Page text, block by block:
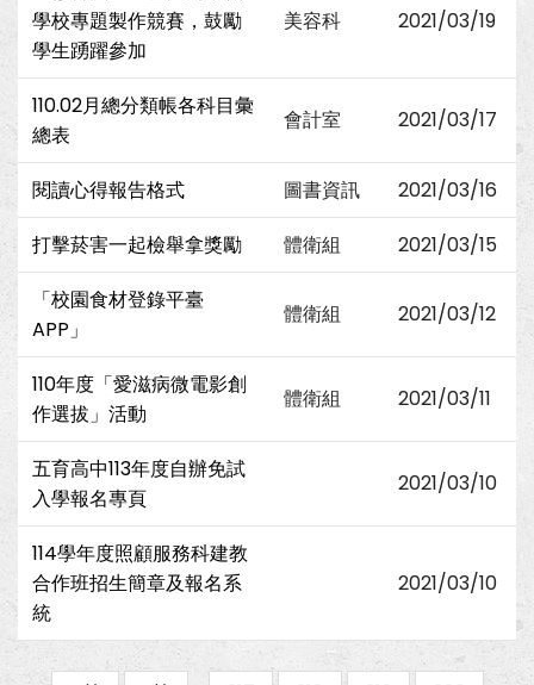
學校專題製作競賽，鼓勵
學生踴躍參加
美容科 2021/03/19
110.02月總分類帳各科目彙
總表
會計室 2021/03/17
閱讀心得報告格式 圖書資訊
2021/03/16
打擊菸害一起檢舉拿獎勵
體衛組
2021/03/15
「校園食材登錄平臺
APP」
體衛組 2021/03/12
110年度「愛滋病微電影創
作選拔」活動
體衛組 2021/03/11
五育高中113年度自辦免試
入學報名專頁
2021/03/10
114學年度照顧服務科建教
合作班招生簡章及報名系
統
2021/03/10